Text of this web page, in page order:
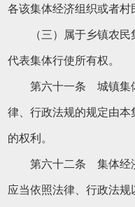
各该集体经济组织或者村
（三）属于乡镇农民
代表集体行使所有权。
第六十一条 城镇集体
律、行政法规的规定由
的权利。
第六十二条 集体经济
应当依照法律、行政法